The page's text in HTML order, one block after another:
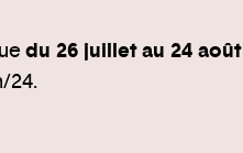
du 26 juillet au 24 août
24.